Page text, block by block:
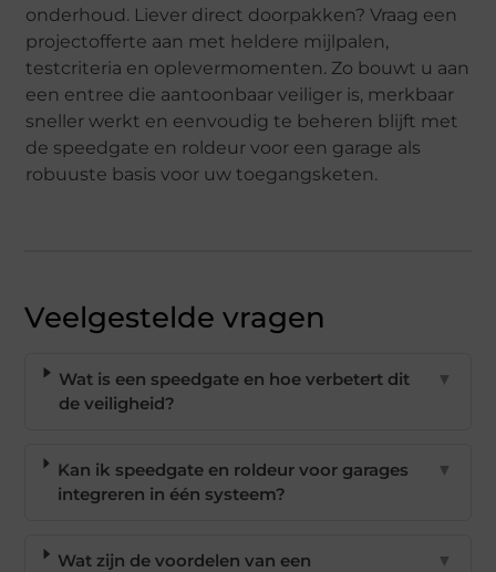
onderhoud. Liever direct doorpakken? Vraag een
projectofferte aan met heldere mijlpalen,
testcriteria en oplevermomenten. Zo bouwt u aan
een entree die aantoonbaar veiliger is, merkbaar
sneller werkt en eenvoudig te beheren blijft met
de speedgate en roldeur voor een garage als
robuuste basis voor uw toegangsketen.
Veelgestelde vragen
Wat is een speedgate en hoe verbetert dit
de veiligheid?
▼
Kan ik speedgate en roldeur voor garages
integreren in één systeem?
▼
Wat zijn de voordelen van een
▼